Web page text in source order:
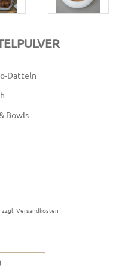
Datteln
Bowls
Versandkosten